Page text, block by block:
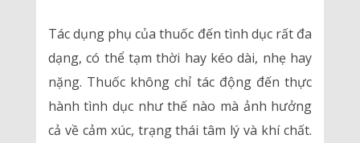
Tác dụng phụ của thuốc đến tình dục rất đa
dạng, có thể tạm thời hay kéo dài, nhẹ hay
nặng. Thuốc không chỉ tác động đến thực
hành tình dục như thế nào mà ảnh hưởng
cả về cảm xúc, trạng thái tâm lý và khí chất.